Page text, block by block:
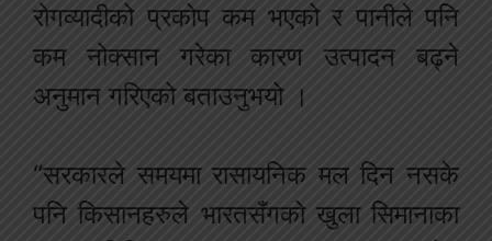
रोगव्यादीको प्रकोप कम भएको र पानीले पनि
कम नोक्सान गरेका कारण उत्पादन बढ्ने
अनुमान गरिएको बताउनुभयो ।
“सरकारले समयमा रासायनिक मल दिन नसके
पनि किसानहरुले भारतसँगको खुला सिमानाका